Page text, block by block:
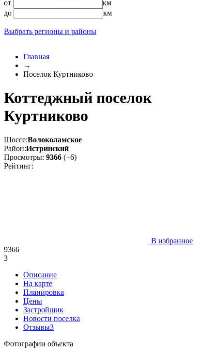
от
км
до
км
Выбрать регионы и районы
Главная
→
Поселок Куртниково
Коттеджный поселок
Куртниково
Шоссе:Волоколамское
Район:Истринский
Просмотры: 9366 (+6)
Рейтинг:
В избранное
9366
3
Описание
На карте
Планировка
Цены
Застройщик
Новости поселка
Отзывы3
Фотографии объекта